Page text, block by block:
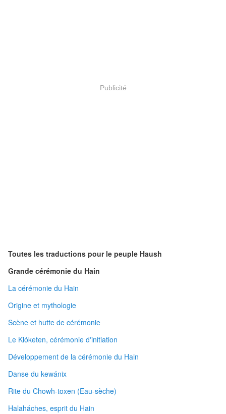
Publicité
Toutes les traductions pour le peuple Haush
Grande cérémonie du Hain
La cérémonie du Hain
Origine et mythologie
Scène et hutte de cérémonie
Le Klóketen, cérémonie d'initiation
Développement de la cérémonie du Hain
Danse du kewánix
Rite du Chowh-toxen (Eau-sèche)
Halaháches, esprit du Hain